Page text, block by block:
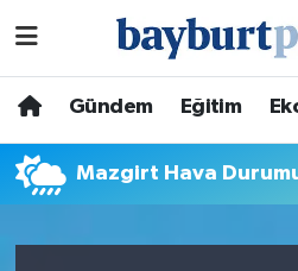
Gündem Eğitim
Mazgirt Hava
Hava Durumu